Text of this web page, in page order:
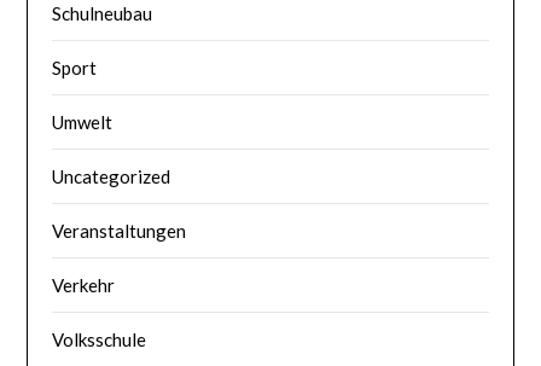
Schulneubau
Sport
Umwelt
Uncategorized
Veranstaltungen
Verkehr
Volksschule